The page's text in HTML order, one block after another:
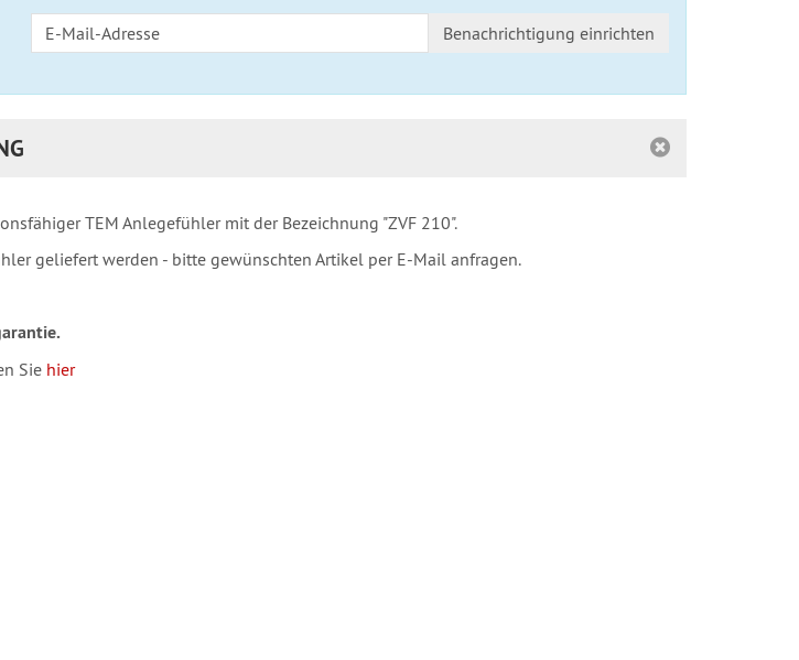
Benachrichtigung einrichten
TEM Anlegefühler mit der Bezeichnung "ZVF 210".
geliefert werden - bitte gewünschten Artikel per E-Mail anfragen.
Sie hier